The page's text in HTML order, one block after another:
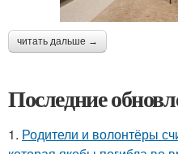
читать дальше →
Последние
1. Родители и волонтёры